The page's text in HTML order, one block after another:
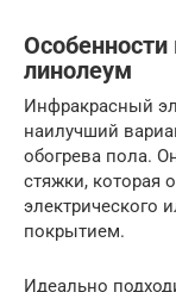
линолеум
Инфракрасный
наилучший
обогрева пола.
стяжки, которая
электрического
покрытием.
Идеально